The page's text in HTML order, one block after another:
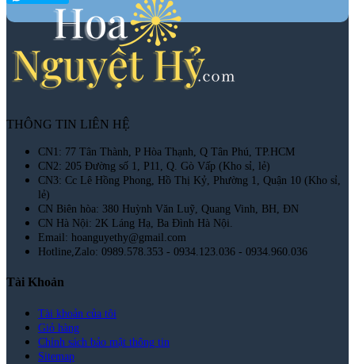
THÔNG TIN LIÊN HỆ
CN1: 77 Tân Thành, P Hòa Thạnh, Q Tân Phú, TP.HCM
CN2: 205 Đường số 1, P11, Q. Gò Vấp (Kho sỉ, lẻ)
CN3: Cc Lê Hồng Phong, Hồ Thị Kỷ, Phường 1, Quận 10 (Kho sỉ,
lẻ)
CN Biên hòa: 380 Huỳnh Văn Luỹ, Quang Vinh, BH, ĐN
CN Hà Nội: 2K Láng Hạ, Ba Đình Hà Nội.
Email: hoanguyethy@gmail.com
Hotline,Zalo: 0989.578.353 - 0934.123.036 - 0934.960.036
Tài Khoản
Tài khoản của tôi
Giỏ hàng
Chính sách bảo mật thông tin
Sitemap